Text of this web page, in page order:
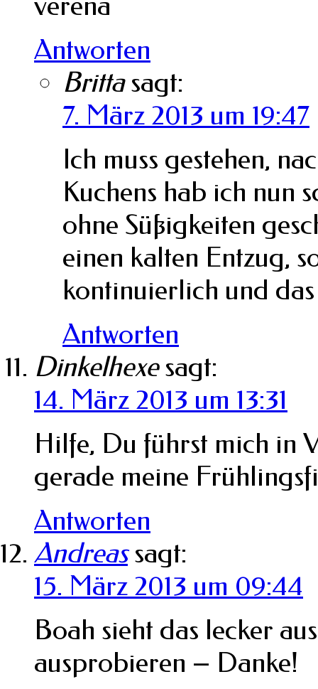
Antworten
Britta sagt:
7. März 2013 um 19:47
Ich muss gestehen,
Kuchens hab ich nun
ohne Süßigkeiten
einen kalten Entzug,
kontinuierlich und
Antworten
Dinkelhexe sagt:
14. März 2013 um 13:31
Hilfe, Du führst mich in
gerade meine
Antworten
Andreas sagt:
15. März 2013 um 09:44
Boah sieht das lecker
ausprobieren – Danke!